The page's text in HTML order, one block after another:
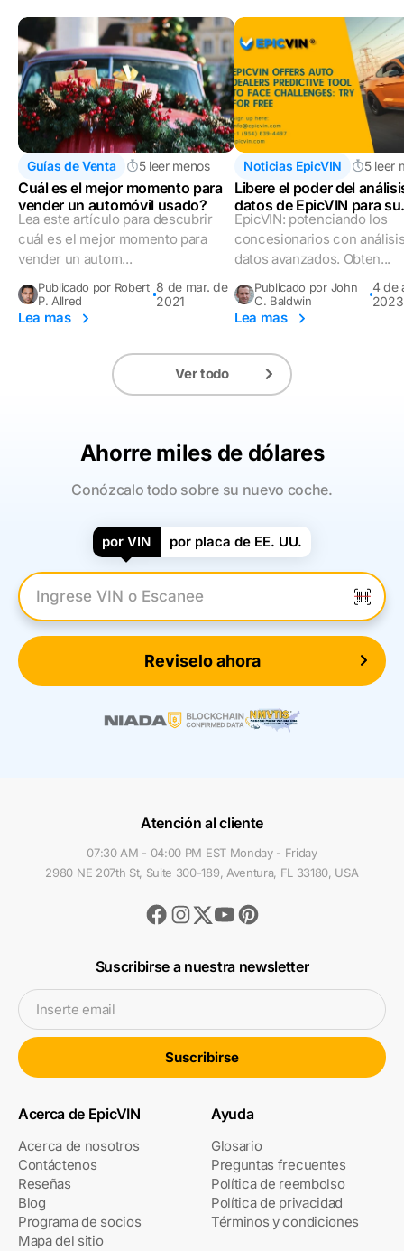
Guías de Venta 5 leer menos
Cuál es el mejor momento para
vender un automóvil usado?
Lea este artículo para descubrir
cuál es el mejor momento para
vender un autom...
Publicado por Robert
P. Allred
8 de mar. de
2021
Lea mas
Noticias EpicVIN 5 leer
Libere el poder del
datos de EpicVIN para su
concesionario
EpicVIN: potenciando los
concesionarios con
datos avanzados. Obten...
Publicado por John
C. Baldwin
4 de
2023
Lea mas
Ver todo
Ahorre miles de dólares
Conózcalo todo sobre su nuevo coche.
por VIN por placa de EE. UU.
Introduzca el VIN
Reviselo ahora
Atención al cliente
07:30 AM - 04:00 PM EST Monday - Friday
2980 NE 207th St, Suite 300-189, Aventura, FL 33180, USA
Facebook
Instagram
TwitterYoutubePinterest
Suscribirse a nuestra newsletter
Inserte email
Suscribirse
Acerca de EpicVIN
Acerca de nosotros
Contáctenos
Reseñas
Blog
Programa de socios
Mapa del sitio
Ayuda
Glosario
Preguntas frecuentes
Política de reembolso
Política de privacidad
Términos y condiciones